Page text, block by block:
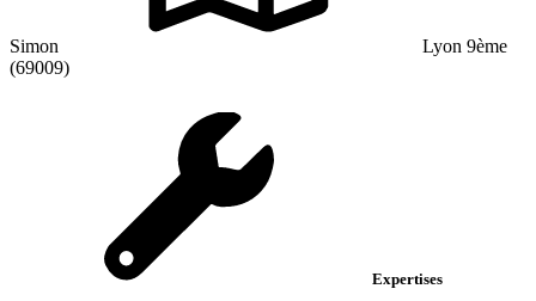
Simon
Lyon 9ème
(69009)
Expertises